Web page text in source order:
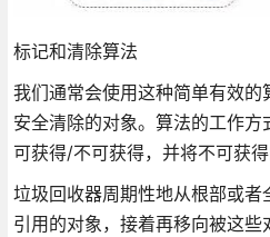
标记和清除算法
我们通常会使用这种简单有效
安全清除的对象。算法的工作
可获得/不可获得，并将不可获得
垃圾回收器周期性地从根部或者
引用的对象，接着再移向被这